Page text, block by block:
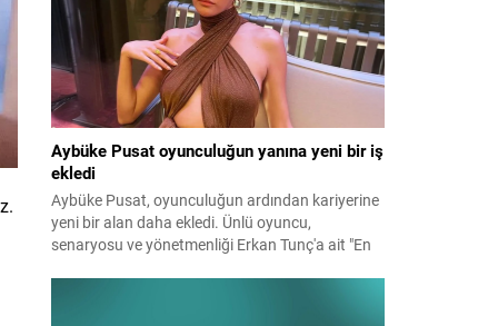
Aybüke Pusat oyunculuğun yanına yeni bir iş
ekledi
Aybüke Pusat, oyunculuğun ardından kariyerine
yeni bir alan daha ekledi. Ünlü oyuncu,
senaryosu ve yönetmenliği Erkan Tunç'a ait "En